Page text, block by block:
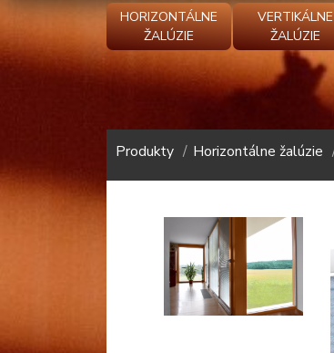
HORIZONTÁLNE
ŽALÚZIE
VERTIKÁLNE
ŽALÚZIE
Produkty Horizontálne žalúzie